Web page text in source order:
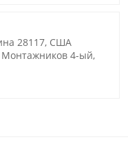
28117, США
Монтажников 4-ый,